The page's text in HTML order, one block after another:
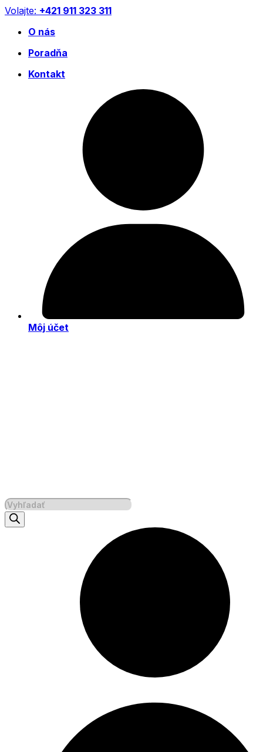
Preskočiť
obsah
Volajte: +421 911 323 311
O nás
Poradňa
Kontakt
Môj účet
Products
search